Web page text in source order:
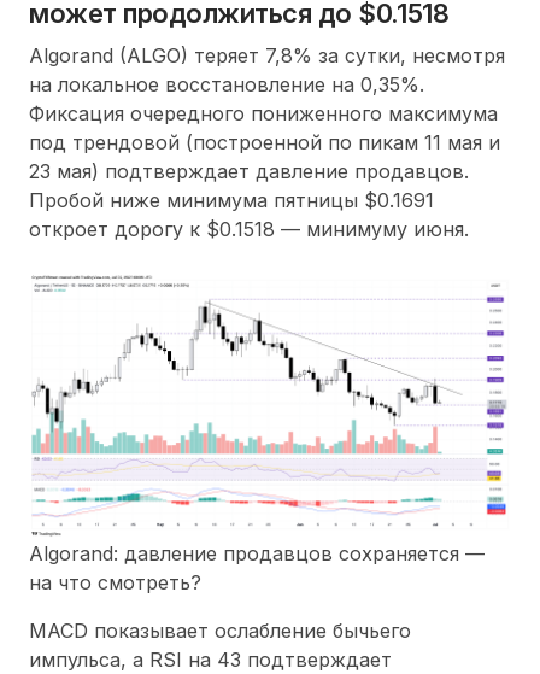
может продолжиться до $0.1518
Algorand (ALGO) теряет 7,8% за сутки, несмотря
на локальное восстановление на 0,35%.
Фиксация очередного пониженного максимума
под трендовой (построенной по пикам 11 мая и
23 мая) подтверждает давление продавцов.
Пробой ниже минимума пятницы $0.1691
откроет дорогу к $0.1518 — минимуму июня.
Algorand: давление продавцов сохраняется —
на что смотреть?
MACD показывает ослабление бычьего
импульса, а RSI на 43 подтверждает